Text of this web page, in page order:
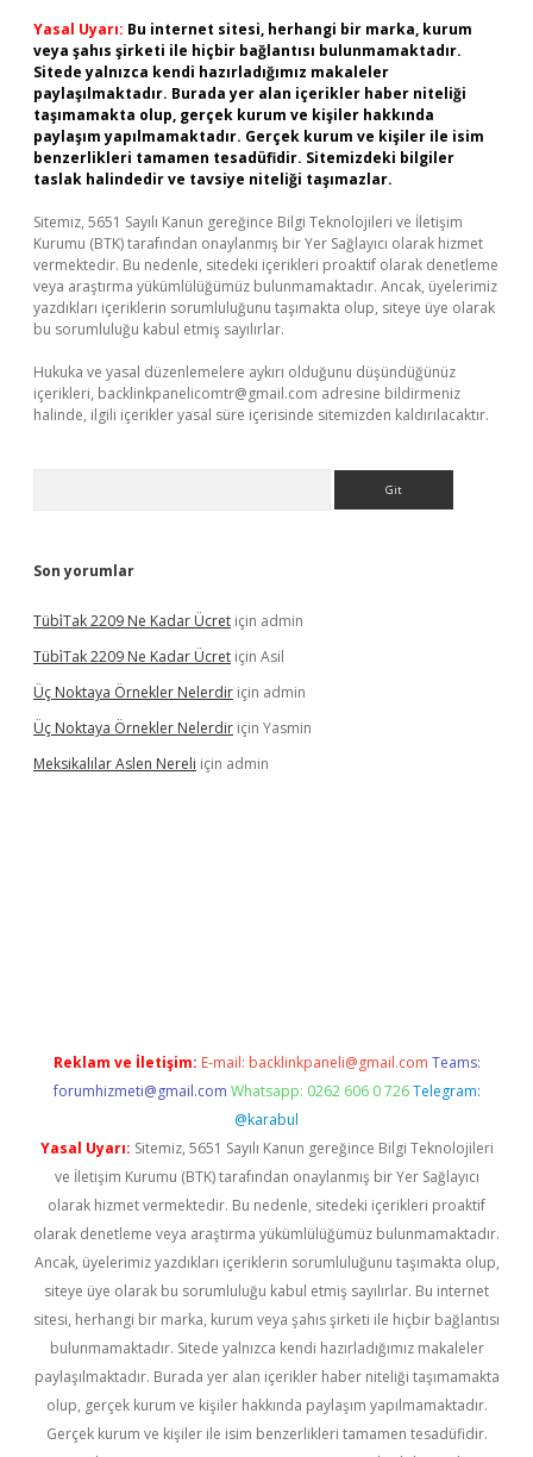
Yasal Uyarı: Bu internet sitesi, herhangi bir marka, kurum
veya şahıs şirketi ile hiçbir bağlantısı bulunmamaktadır.
Sitede yalnızca kendi hazırladığımız makaleler
paylaşılmaktadır. Burada yer alan içerikler haber niteliği
taşımamakta olup, gerçek kurum ve kişiler hakkında
paylaşım yapılmamaktadır. Gerçek kurum ve kişiler ile isim
benzerlikleri tamamen tesadüfidir. Sitemizdeki bilgiler
taslak halindedir ve tavsiye niteliği taşımazlar.
Sitemiz, 5651 Sayılı Kanun gereğince Bilgi Teknolojileri ve İletişim
Kurumu (BTK) tarafından onaylanmış bir Yer Sağlayıcı olarak hizmet
vermektedir. Bu nedenle, sitedeki içerikleri proaktif olarak denetleme
veya araştırma yükümlülüğümüz bulunmamaktadır. Ancak, üyelerimiz
yazdıkları içeriklerin sorumluluğunu taşımakta olup, siteye üye olarak
bu sorumluluğu kabul etmiş sayılırlar.
Hukuka ve yasal düzenlemelere aykırı olduğunu düşündüğünüz
içerikleri, backlinkpanelicomtr@gmail.com adresine bildirmeniz
halinde, ilgili içerikler yasal süre içerisinde sitemizden kaldırılacaktır.
Son yorumlar
Tübi̇Tak 2209 Ne Kadar Ücret için admin
Tübi̇Tak 2209 Ne Kadar Ücret için Asil
Üç Noktaya Örnekler Nelerdir için admin
Üç Noktaya Örnekler Nelerdir için Yasmin
Meksikalılar Aslen Nereli için admin
Reklam ve İletişim: E-mail: backlinkpaneli@gmail.com Teams:
forumhizmeti@gmail.com Whatsapp: 0262 606 0 726 Telegram:
@karabul
Yasal Uyarı: Sitemiz, 5651 Sayılı Kanun gereğince Bilgi Teknolojileri
ve İletişim Kurumu (BTK) tarafından onaylanmış bir Yer Sağlayıcı
olarak hizmet vermektedir. Bu nedenle, sitedeki içerikleri proaktif
olarak denetleme veya araştırma yükümlülüğümüz bulunmamaktadır.
Ancak, üyelerimiz yazdıkları içeriklerin sorumluluğunu taşımakta olup,
siteye üye olarak bu sorumluluğu kabul etmiş sayılırlar. Bu internet
sitesi, herhangi bir marka, kurum veya şahıs şirketi ile hiçbir bağlantısı
bulunmamaktadır. Sitede yalnızca kendi hazırladığımız makaleler
paylaşılmaktadır. Burada yer alan içerikler haber niteliği taşımamakta
olup, gerçek kurum ve kişiler hakkında paylaşım yapılmamaktadır.
Gerçek kurum ve kişiler ile isim benzerlikleri tamamen tesadüfidir.